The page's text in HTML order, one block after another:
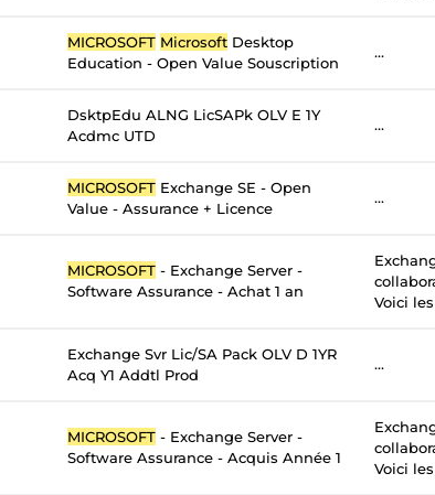
MICROSOFT Microsoft Desktop
Education - Open Value Souscription
...
DsktpEdu ALNG LicSAPk OLV E 1Y
Acdmc UTD
...
MICROSOFT Exchange SE - Open
Value - Assurance + Licence
...
MICROSOFT - Exchange Server -
Software Assurance - Achat 1 an
Voici
Exchange Svr Lic/SA Pack OLV D 1YR
Acq Y1 Addtl Prod
...
MICROSOFT - Exchange Server -
Software Assurance - Acquis Année 1
Voici